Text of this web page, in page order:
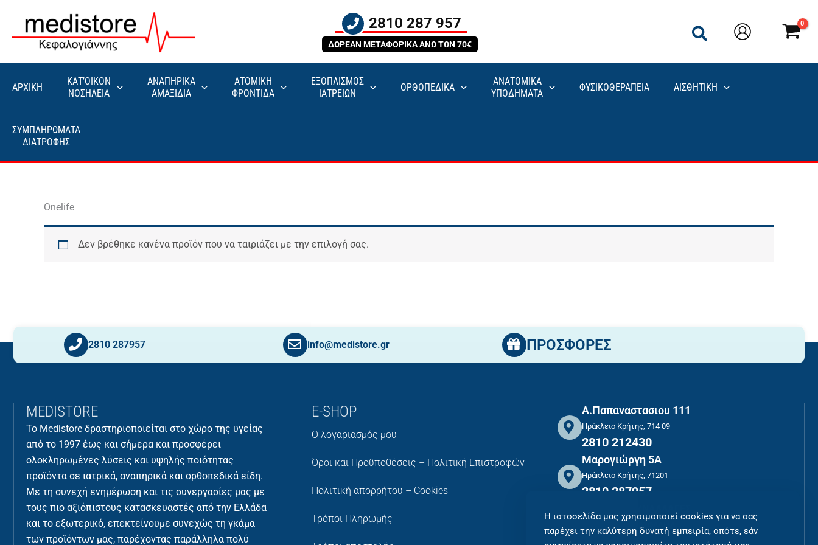
περιεχόμενο
2810 287 957
ΔΩΡΕΑΝ ΜΕΤΑΦΟΡΙΚΑ ΑΝΩ ΤΩΝ 70€
ΑΡΧΙΚΗ
ΚΑΤ’ΟΙΚΟΝ
ΝΟΣΗΛΕΙΑ
ΑΝΑΠΗΡΙΚΑ
ΑΜΑΞΙΔΙΑ
ΑΤΟΜΙΚΗ
ΦΡΟΝΤΙΔΑ
ΕΞΟΠΛΙΣΜΟΣ
ΙΑΤΡΕΙΩΝ
ΟΡΘΟΠΕΔΙΚΑ
ΑΝΑΤΟΜΙΚΑ
ΥΠΟΔΗΜΑΤΑ
ΦΥΣΙΚΟΘΕΡΑΠΕΙΑ ΑΙΣΘΗΤΙΚΗ
ΣΥΜΠΛΗΡΩΜΑΤΑ
ΔΙΑΤΡΟΦΗΣ
Onelife
Δεν βρέθηκε κανένα προϊόν που να ταιριάζει με την επιλογή σας.
2810 287957 info@medistore.gr ΠΡΟΣΦΟΡΕΣ
MEDISTORE
Το Medistore δραστηριοποιείται στο χώρο της υγείας
από το 1997 έως και σήμερα και προσφέρει
ολοκληρωμένες λύσεις και υψηλής ποιότητας
προϊόντα σε ιατρικά, αναπηρικά και ορθοπεδικά είδη.
Με τη συνεχή ενημέρωση και τις συνεργασίες μας με
τους πιο αξιόπιστους κατασκευαστές από την Ελλάδα
και το εξωτερικό, επεκτείνουμε συνεχώς τη γκάμα
των προϊόντων μας, παρέχοντας παράλληλα πολύ
E-SHOP
Ο λογαριασμός μου
Όροι και Προϋποθέσεις – Πολιτική Επιστροφών
Πολιτική απορρήτου – Cookies
Τρόποι Πληρωμής
Α.Παπαναστασιου 111
Ηράκλειο Κρήτης, 714 09
2810 212430
Μαρογιώργη 5Α
Ηράκλειο Κρήτης, 71201
2810 287957
ΠΛΗΡΩΜΕΣ ΜΕ ΑΣΦΑΛΕΙΑ
Η ιστοσελίδα μας χρησιμοποιεί cookies για να σας
παρέχει την καλύτερη δυνατή εμπειρία, οπότε, εάν